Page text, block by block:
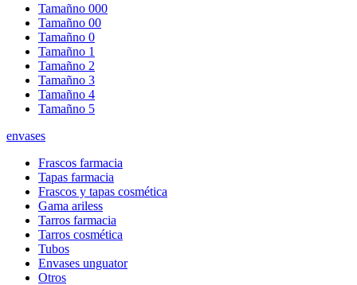
Tamañno 000
Tamañno 00
Tamañno 0
Tamañno 1
Tamañno 2
Tamañno 3
Tamañno 4
Tamañno 5
envases
Frascos farmacia
Tapas farmacia
Frascos y tapas cosmética
Gama ariless
Tarros farmacia
Tarros cosmética
Tubos
Envases unguator
Otros